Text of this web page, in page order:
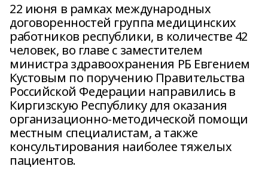
22 июня в рамках международных
договоренностей группа медицинских
работников республики, в количестве 42
человек, во главе с заместителем
министра здравоохранения РБ Евгением
Кустовым по поручению Правительства
Российской Федерации направились в
Киргизскую Республику для оказания
организационно-методической помощи
местным специалистам, а также
консультирования наиболее тяжелых
пациентов.